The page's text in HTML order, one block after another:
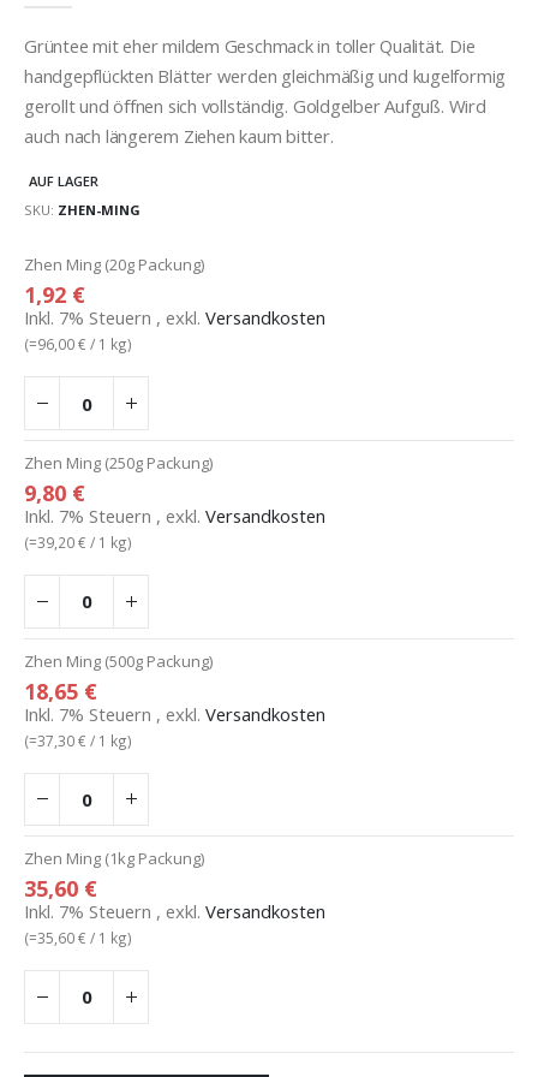
Grüntee mit eher mildem Geschmack in toller Qualität. Die
handgepflückten Blätter werden gleichmäßig und kugelformig
gerollt und öffnen sich vollständig. Goldgelber Aufguß. Wird
auch nach längerem Ziehen kaum bitter.
AUF LAGER
SKU ZHEN-MING
Gruppiert
Artikel
Zhen Ming (20g Packung)
1,92 €
Inkl. 7% Steuern , exkl. Versandkosten
(=96,00 € / 1 kg)
Zhen Ming (250g Packung)
9,80 €
Inkl. 7% Steuern , exkl. Versandkosten
(=39,20 € / 1 kg)
Zhen Ming (500g Packung)
18,65 €
Inkl. 7% Steuern , exkl. Versandkosten
(=37,30 € / 1 kg)
Zhen Ming (1kg Packung)
35,60 €
Inkl. 7% Steuern , exkl. Versandkosten
(=35,60 € / 1 kg)